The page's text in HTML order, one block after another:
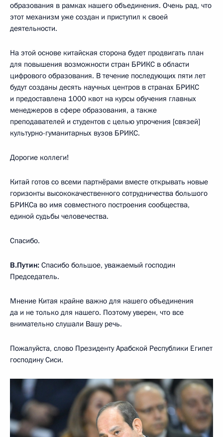
образования в рамках нашего объединения. Очень рад, что
этот механизм уже создан и приступил к своей
деятельности.
На этой основе китайская сторона будет продвигать план
для повышения возможности стран БРИКС в области
цифрового образования. В течение последующих пяти лет
будут созданы десять научных центров в странах БРИКС
и предоставлена 1000 квот на курсы обучения главных
менеджеров в сфере образования, а также
преподавателей и студентов с целью упрочения [связей]
культурно-гуманитарных вузов БРИКС.
Дорогие коллеги!
Китай готов со всеми партнёрами вместе открывать новые
горизонты высококачественного сотрудничества большого
БРИКСа во имя совместного построения сообщества,
единой судьбы человечества.
Спасибо.
В.Путин: Спасибо большое, уважаемый господин
Председатель.
Мнение Китая крайне важно для нашего объединения
да и не только для нашего. Поэтому уверен, что все
внимательно слушали Вашу речь.
Пожалуйста, слово Президенту Арабской Республики Египет
господину Сиси.